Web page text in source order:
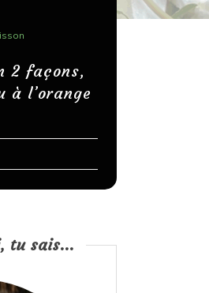
2 façons,
à l’orange
tu sais...